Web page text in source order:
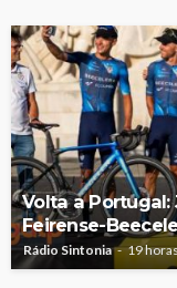
Volta a
Feirense-
Rádio Sintonia 19